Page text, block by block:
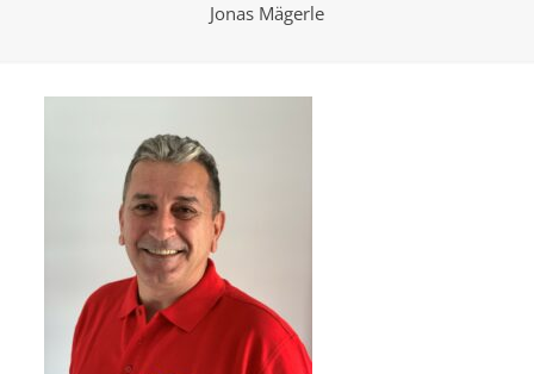
Jonas Mägerle